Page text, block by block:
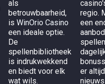
als
betrouwbaarheid,
is WinOrio Casino
een ideale optie.
De
spellenbibliotheek
is indrukwekkend
en biedt voor elk
wat wils.
regio.
een
er